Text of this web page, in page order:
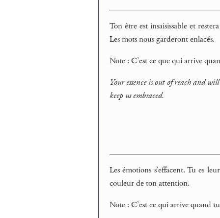
Ton être est insaisissable et
Les mots nous garderont enlacés.
Note : C’est ce que qui arrive
Your essence is out of reach and
keep us embraced.
Les émotions s’effacent. Tu es
couleur de ton attention.
Note : C’est ce qui arrive quand